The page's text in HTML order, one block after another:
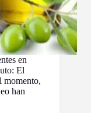
en
El
momento,
han